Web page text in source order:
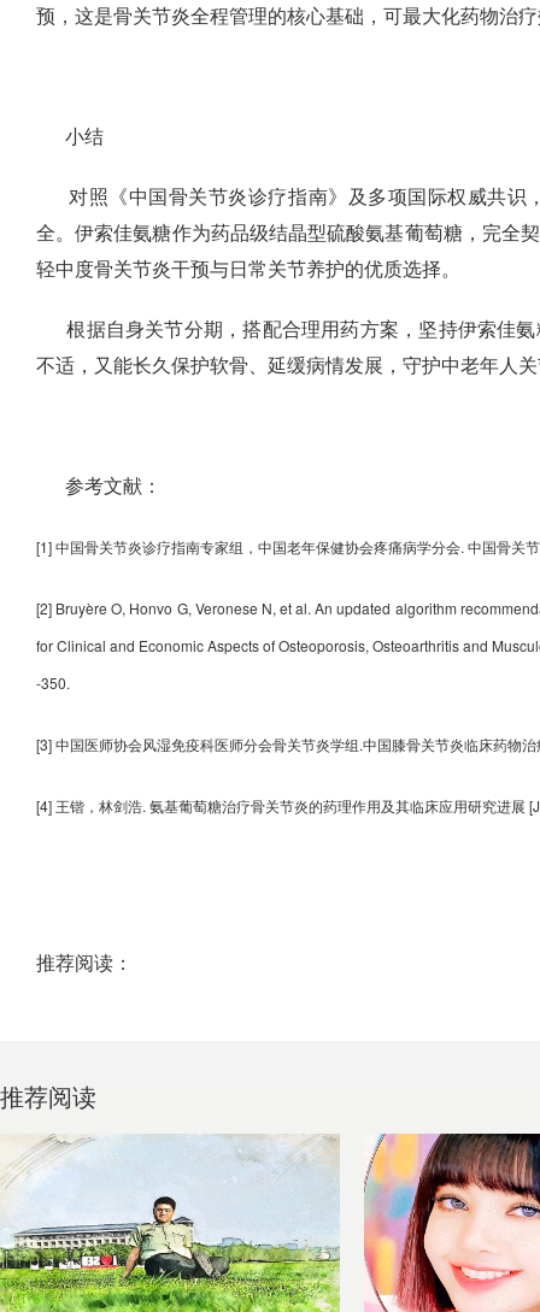
预，这是骨关节炎全程管理的核心基础，可最大化药物治
小结
对照《中国骨关节炎诊疗指南》及多项国际权威共
全。伊索佳氨糖作为药品级结晶型硫酸氨基葡萄糖，完全
轻中度骨关节炎干预与日常关节养护的优质选择。
根据自身关节分期，搭配合理用药方案，坚持伊索佳
不适，又能长久保护软骨、延缓病情发展，守护中老年人
参考文献：
[1] 中国骨关节炎诊疗指南专家组，中国老年保健协会疼痛病学分会. 中国骨
[2] Bruyère O, Honvo G, Veronese N, et al. An updated algorithm
for Clinical and Economic Aspects of Osteoporosis, Osteoarthritis and
-350.
[3] 中国医师协会风湿免疫科医师分会骨关节炎学组.中国膝骨关节炎临床药物
[4] 王锴，林剑浩. 氨基葡萄糖治疗骨关节炎的药理作用及其临床应用研究进展
推荐阅读：
推荐阅读